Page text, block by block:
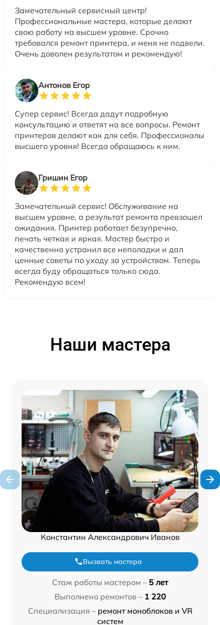
Замечательный сервисный центр!
Профессиональные мастера, которые делают
свою работу на высшем уровне. Срочно
требовался ремонт принтера, и меня не подвели.
Очень доволен результатом и рекомендую!
Антонов Егор
Супер сервис! Всегда дадут подробную
консультацию и ответят на все вопросы. Ремонт
принтеров делают как для себя. Профессионалы
высшего уровня! Всегда обращаюсь к ним.
Гришин Егор
Замечательный сервис! Обслуживание на
высшем уровне, а результат ремонта превзошел
ожидания. Принтер работает безупречно,
печать четкая и яркая. Мастер быстро и
качественно устранил все неполадки и дал
ценные советы по уходу за устройством. Теперь
всегда буду обращаться только сюда.
Рекомендую всем!
Наши мастера
Константин Александрович Иванов
Вызвать мастера
Стаж работы мастером – 5 лет
Выполнено ремонтов – 1 220
Специализация – ремонт моноблоков и VR
систем